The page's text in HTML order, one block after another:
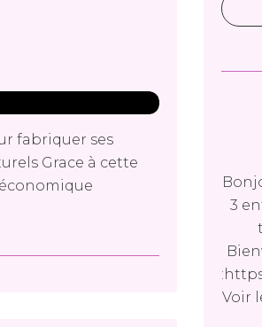
fabriquer ses
Grace à cette
3
Voir